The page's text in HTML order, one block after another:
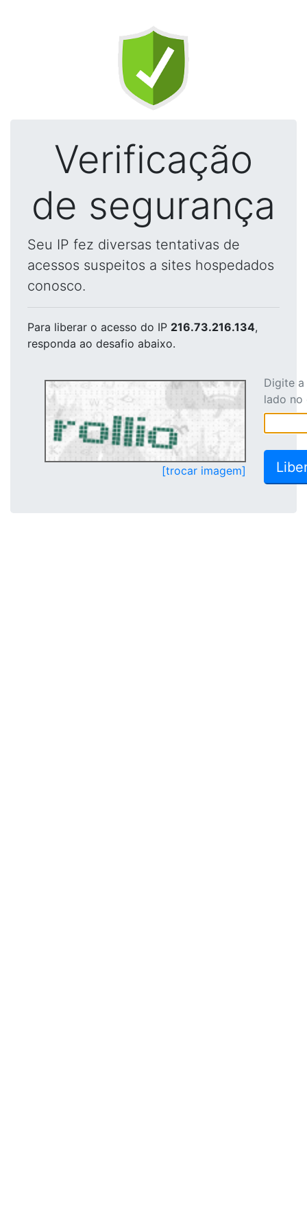
Verificação
de segurança
Seu IP fez diversas tentativas de
acessos suspeitos a sites hospedados
conosco.
Para liberar o acesso do IP 216.73.216.134,
responda ao desafio abaixo.
[trocar imagem]
Digite
lado no